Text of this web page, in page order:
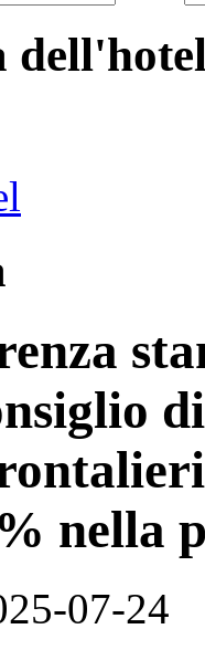
dell'hotel
nella
07-24